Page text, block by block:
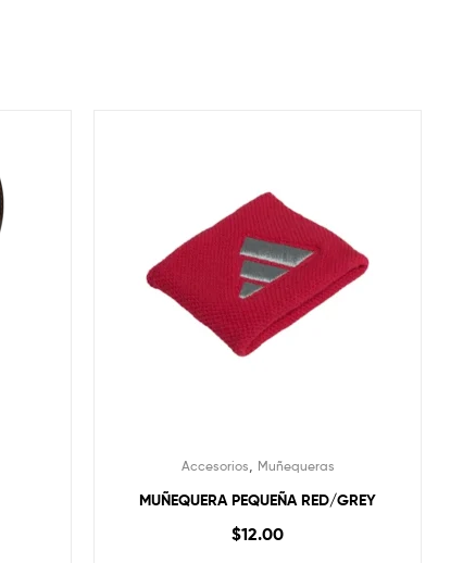
Accesorios Muñequeras
MUÑEQUERA PEQUEÑA RED/GREY
$12.00